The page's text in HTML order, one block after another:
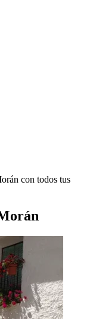
con todos tus